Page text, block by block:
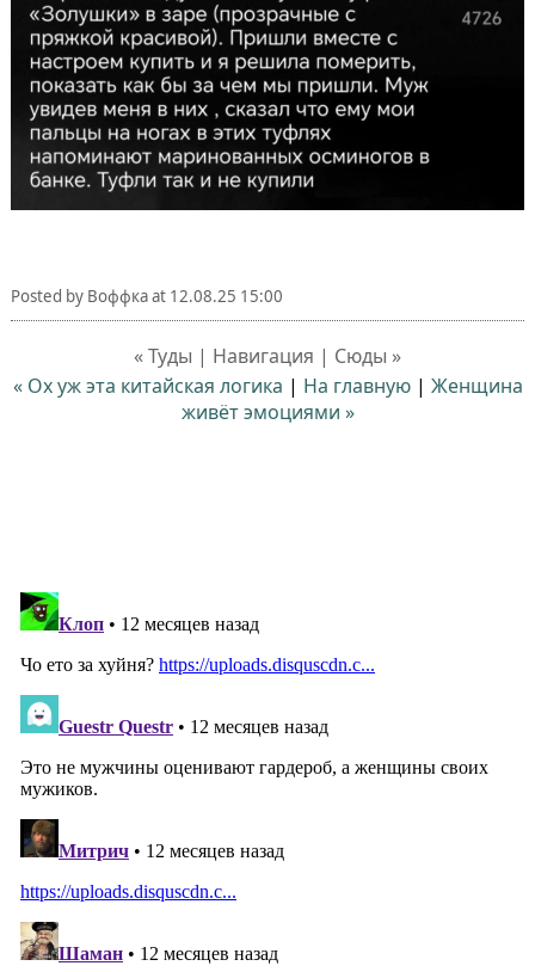
Posted by Воффкаat 12.08.25 15:00
« Туды | Навигация | Сюды »
« Ох уж эта китайская логика | На главную| Женщина
живёт эмоциями »